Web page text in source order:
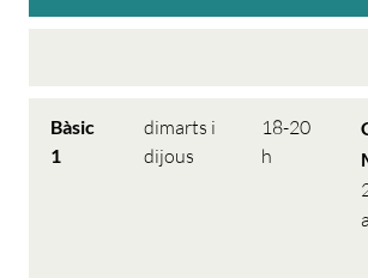
Bàsic
1
dimarts i
dijous
18-20
h